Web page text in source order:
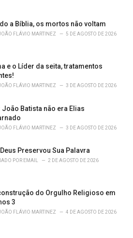
a Bíblia, os mortos não voltam
FLÁVIO MARTINEZ 5 DE AGOSTO DE 2026
e o Líder da seita, tratamentos
FLÁVIO MARTINEZ 3 DE AGOSTO DE 2026
João Batista não era Elias
FLÁVIO MARTINEZ 3 DE AGOSTO DE 2026
Preservou Sua Palavra
POR EMAIL 2 DE AGOSTO DE 2026
do Orgulho Religioso em
3
FLÁVIO MARTINEZ 4 DE AGOSTO DE 2026